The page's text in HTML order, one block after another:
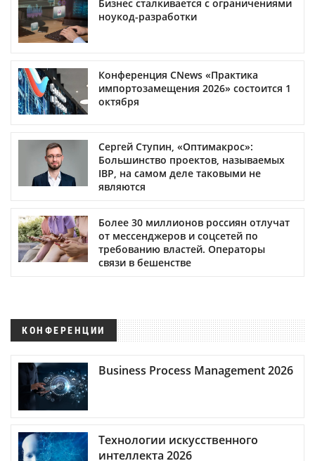
Бизнес сталкивается с ограничениями
ноукод-разработки
Конференция CNews «Практика
импортозамещения 2026» состоится 1
октября
Сергей Ступин, «Оптимакрос»:
Большинство проектов, называемых
IBP, на самом деле таковыми не
являются
Более 30 миллионов россиян отлучат
от мессенджеров и соцсетей по
требованию властей. Операторы
связи в бешенстве
КОНФЕРЕНЦИИ
Business Process Management 2026
Технологии искусственного
интеллекта 2026